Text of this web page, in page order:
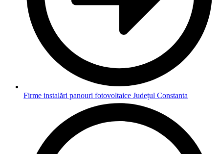
Firme instalări panouri fotovoltaice Județul Constanta